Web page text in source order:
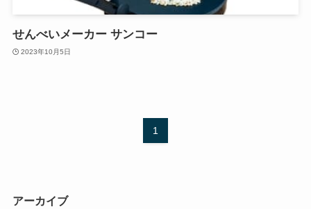
せんべいメーカー サンコー
2023年10月5日
1
アーカイブ